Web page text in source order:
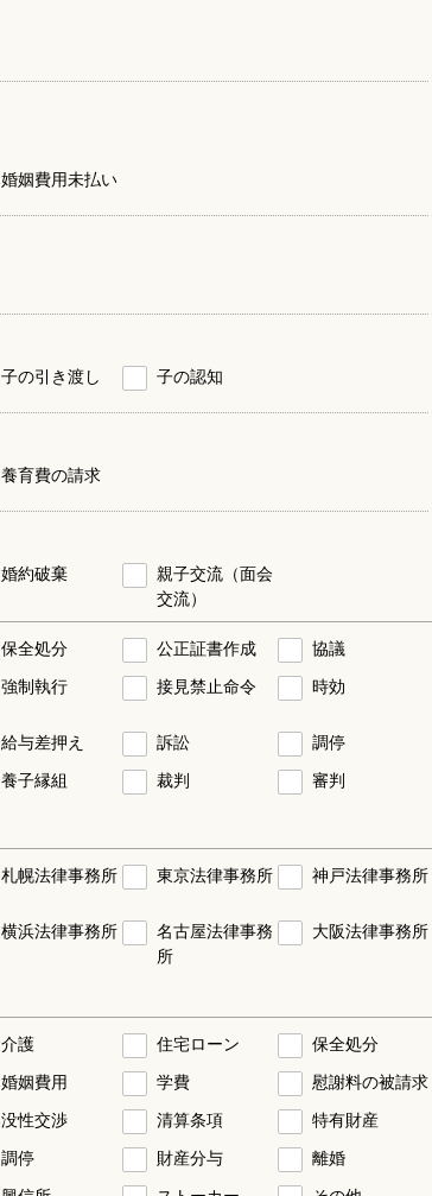
婚姻費用未払い
子の引き渡し 子の認知
養育費の請求
婚約破棄
親子交流（面会
交流）
保全処分 公正証書作成
協議
強制執行 接見禁止命令 時効
給与差押え 訴訟
調停
養子縁組 裁判
審判
札幌法律事務所 東京法律事務所 神戸法律事務所
横浜法律事務所
名古屋法律事務
所
大阪法律事務所
介護 住宅ローン
保全処分
婚姻費用 学費
慰謝料の被請求
没性交渉 清算条項
特有財産
調停 財産分与
離婚